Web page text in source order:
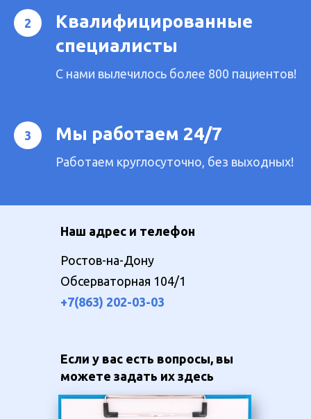
Квалифицированные
специалисты
С нами вылечилось более 800 пациентов!
Мы работаем 24/7
Работаем круглосуточно, без выходных!
Если у вас есть вопросы, вы
можете задать их здесь
Наш адрес и телефон
Ростов-на-Дону
Обсерваторная 104/1
+7(863) 202-03-03